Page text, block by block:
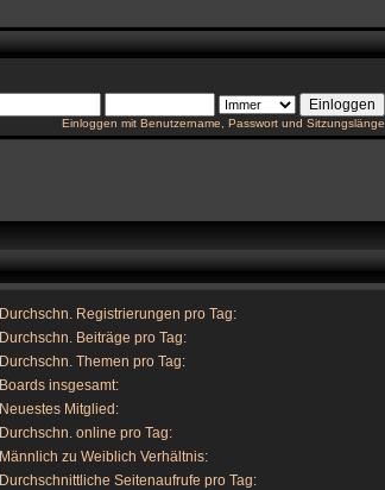
Einloggen mit Benutzername, Passwort und Sitzungslänge
Durchschn. Registrierungen pro Tag:
Durchschn. Beiträge pro Tag:
Durchschn. Themen pro Tag:
Boards insgesamt:
Neuestes Mitglied:
Durchschn. online pro Tag:
Männlich zu Weiblich Verhältnis:
Durchschnittliche Seitenaufrufe pro Tag: